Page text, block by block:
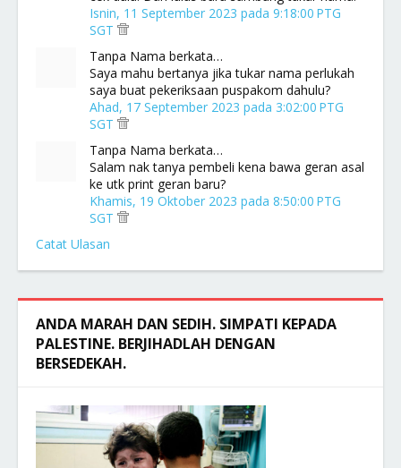
Isnin, 11 September 2023 pada 9:18:00 PTG
SGT
Tanpa Nama berkata…
Saya mahu bertanya jika tukar nama perlukah
saya buat pekeriksaan puspakom dahulu?
Ahad, 17 September 2023 pada 3:02:00 PTG
SGT
Tanpa Nama berkata…
Salam nak tanya pembeli kena bawa geran asal
ke utk print geran baru?
Khamis, 19 Oktober 2023 pada 8:50:00 PTG
SGT
Catat Ulasan
ANDA MARAH DAN SEDIH. SIMPATI KEPADA
PALESTINE. BERJIHADLAH DENGAN
BERSEDEKAH.